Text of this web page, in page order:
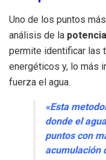
Uno de los puntos
análisis de la
permite identificar las
energéticos y, lo más
fuerza el agua.
«Esta
donde el
puntos con
acumulación